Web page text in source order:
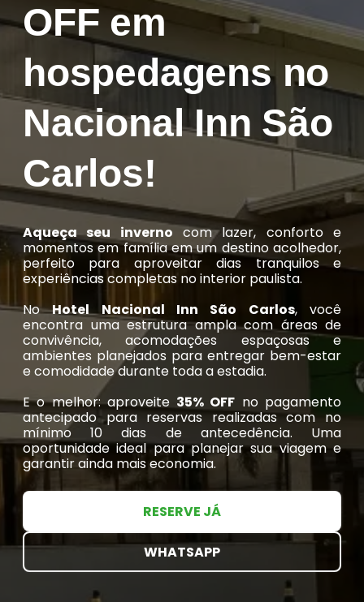
OFF em
hospedagens no
Nacional Inn São
Carlos!
Aqueça seu inverno com lazer, conforto e
momentos em família em um destino acolhedor,
perfeito para aproveitar dias tranquilos e
experiências completas no interior paulista.
NoHotel Nacional Inn São Carlos, você
encontra uma estrutura ampla com áreas de
convivência, acomodações espaçosas e
ambientes planejados para entregar bem-estar
e comodidade durante toda a estadia.
E o melhor: aproveite 35% OFF no pagamento
antecipado para reservas realizadas com no
mínimo 10 dias de antecedência. Uma
oportunidade ideal para planejar sua viagem e
garantir ainda mais economia.
RESERVE JÁ
WHATSAPP